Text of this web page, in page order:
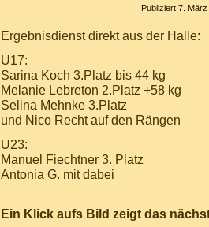
Publiziert 7. März
Ergebnisdienst direkt aus der Halle:
U17:
Sarina Koch 3.Platz bis 44 kg
Melanie Lebreton 2.Platz +58 kg
Selina Mehnke 3.Platz
und Nico Recht auf den Rängen
U23:
Manuel Fiechtner 3. Platz
Antonia G. mit dabei
Ein Klick aufs Bild zeigt das